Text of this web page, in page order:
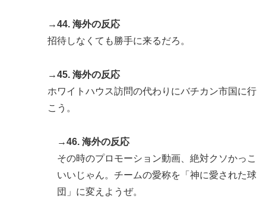
→44. 海外の反応
招待しなくても勝手に来るだろ。
→45. 海外の反応
ホワイトハウス訪問の代わりにバチカン市国に行
こう。
→46. 海外の反応
その時のプロモーション動画、絶対クソかっこ
いいじゃん。チームの愛称を「神に愛された球
団」に変えようぜ。